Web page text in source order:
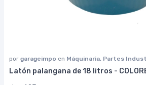
por garageimpo en Máquinaria, Partes
Latón palangana de 18 litros -